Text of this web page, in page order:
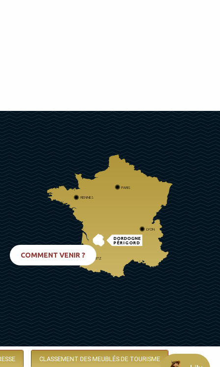
DORDOGNE
PÉRIGORD
PARIS
RENNES
LYON
BIARRITZ
COMMENT VENIR ?
CLASSEMENT DES MEUBLÉS DE TOURISME